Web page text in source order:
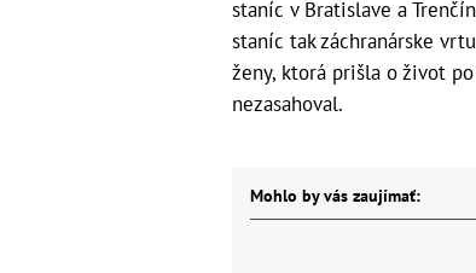
staníc v Bratislave a
staníc tak záchranárske
ženy, ktorá prišla o život
nezasahoval.
Mohlo by vás zaujímať: